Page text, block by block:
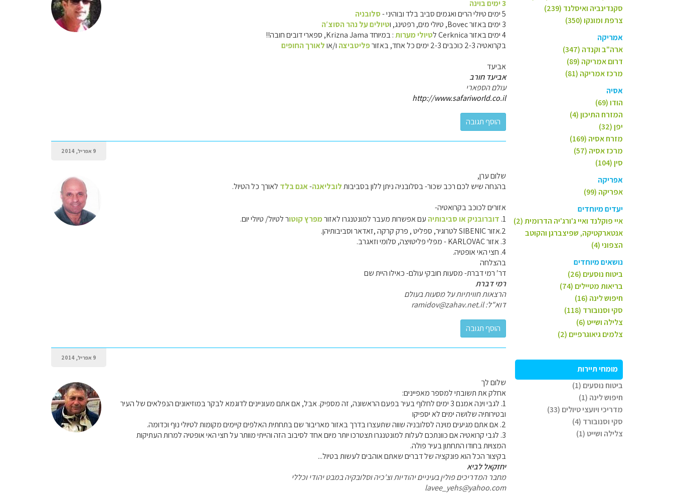
סקנדינביה ואיסלנד (239)
צרפת ומונקו (350)
אמריקה
ארה"ב וקנדה (347)
דרום אמריקה (89)
מרכז אמריקה (81)
אסיה
הודו (69)
המזרח התיכון (4)
יפן (32)
מזרח אסיה (169)
מרכז אסיה (57)
סין (104)
אפריקה
אפריקה (99)
יעדים מיוחדים
איי פוקלנד ואיי ג'ורג'יה הדרומית (2)
אנטארקטיקה, שפיצברגן והקוטב
הצפוני (4)
נושאים מיוחדים
ביטוח נוסעים (26)
בריאות מטיילים (74)
חיפוש לינה (16)
סקי וסנובורד (118)
צלילה ושייט (6)
צלמים גיאוגרפיים (2)
מומחי תיירות
ביטוח נוסעים (1)
חיפוש לינה (1)
מדריכי ויועצי טיולים (33)
סקי וסנובורד (4)
צלילה ושייט (1)
3 ימים בוינה
5 ימים טיולי הרים ואגמים סביב בלד ובוהיני -
סלובניה
3 ימים באזור Bovec, טיולי מים, רפטינג, ו
טיולים על נהר הסוצ′ה
4 ימים באזור Cerknica ל
טיולי מערות: במיוחד Krizna Jama, ספארי דובים חובה!!
בקרואטיה 2-3 כוכבים 2-3 ימים כל אחד, באזור
פליטביצה ו/אולאורך החופים
אביעד
אביעד חורב
עולם הספארי
http://www.safariworld.co.il
9 אפריל, 2014
שלום ערן,
בהנחה שיש לכם רכב שכור- בסלובניה ניתן ללון בסביבותלובליאנה-אגם בלד לאורך כל הטיול.
אזורים לכוכב בקרואטיה-
1. דוברובניק או סביבותיה עם אפשרות מעבר למונטנגרו לאזורמפרץ קוטור לטיול/ טיולי יום.
2.אזור SIBENIC לטרוגיר, ספליט , פרק קרקה ,זאדאר וסביבותיהן.
3. אזור KARLOVAC - מפלי פליטויצה, סלומי וזאגרב.
4. חצי האי אופטיה.
בהצלחה
דר′ רמי דברת- מסעות חובקי עולם- כאילו היית שם
רמי דברת
הרצאות חוויתיות על מסעות בעולם
דוא"ל: ramidov@zahav.net.il
9 אפריל, 2014
שלום לך
אחלק את תשובתי למספר מאפיינים:
1. לגבי וינה אמנם 3 ימים לחלוף בעיר בפעם הראשונה, זה מספיק. אבל, אם אתם מעוניינים לדוגמא לבקר במוזיאונים הנפלאים של העיר
ובטירותיה שלושה ימים לא יספיקו
2. אם אתם מגיעים מוינה לסלובניה שווה שתעצרו בדרך באזור מאריבור שם בתחתית האלפים קיימים מקומות לטיולי נוף וכדומה.
3. לגבי קרואטיה אם כוונתכם לעלות למונטנגרו תצטרכו יותר מיום אחד לסיבוב הזה והייתי מוותר על חצי האי אופטיה למרות העתיקות
המצויות בחודו התחתון בעיר פולה.
בקיצור הכל הוא פונקציה של דברים שאתם אוהבים לעשות בטיול...
יחזקאל לביא
מחבר המדריכים פולין בעיניים יהודיות וצ'כיה וסלובקיה במבט יהודי וכללי
lavee_yehs@yahoo.com